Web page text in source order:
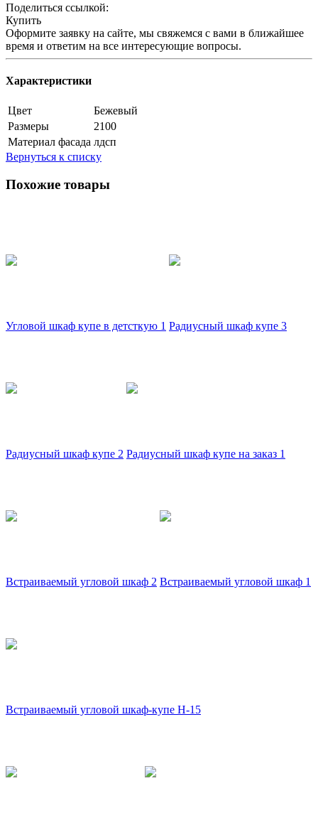
Поделиться ссылкой:
Купить
Оформите заявку на сайте, мы свяжемся с вами в ближайшее
время и ответим на все интересующие вопросы.
Характеристики
Цвет
Бежевый
Размеры
2100
Материал фасада лдсп
Вернуться к списку
Похожие товары
Угловой шкаф купе в детсткую 1 Радиусный шкаф купе 3
Радиусный шкаф купе 2 Радиусный шкаф купе на заказ 1
Встраиваемый угловой шкаф 2 Встраиваемый угловой шкаф 1
Встраиваемый угловой шкаф-купе Н-15